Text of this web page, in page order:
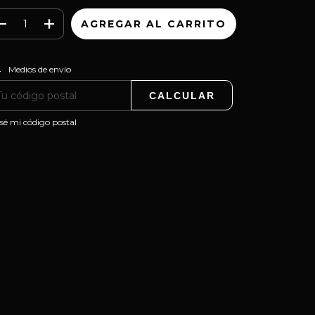
para el CP:
Medios de envío
CALCULAR
mi código postal